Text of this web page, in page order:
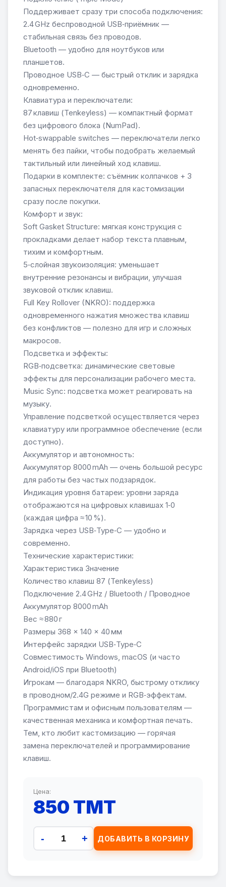
Поддерживает сразу три способа подключения:
2.4 GHz беспроводной USB‑приёмник —
стабильная связь без проводов.
Bluetooth — удобно для ноутбуков или
планшетов.
Проводное USB‑C — быстрый отклик и зарядка
одновременно.
Клавиатура и переключатели:
87 клавиш (Tenkeyless) — компактный формат
без цифрового блока (NumPad).
Hot‑swappable switches — переключатели легко
менять без пайки, чтобы подобрать желаемый
тактильный или линейный ход клавиш.
Подарки в комплекте: съёмник колпачков + 3
запасных переключателя для кастомизации
сразу после покупки.
Комфорт и звук:
Soft Gasket Structure: мягкая конструкция с
прокладками делает набор текста плавным,
тихим и комфортным.
5‑слойная звукоизоляция: уменьшает
внутренние резонансы и вибрации, улучшая
звуковой отклик клавиш.
Full Key Rollover (NKRO): поддержка
одновременного нажатия множества клавиш
без конфликтов — полезно для игр и сложных
макросов.
Подсветка и эффекты:
RGB‑подсветка: динамические световые
эффекты для персонализации рабочего места.
Music Sync: подсветка может реагировать на
музыку.
Управление подсветкой осуществляется через
клавиатуру или программное обеспечение (если
доступно).
Аккумулятор и автономность:
Аккумулятор 8000 mAh — очень большой ресурс
для работы без частых подзарядок.
Индикация уровня батареи: уровни заряда
отображаются на цифровых клавишах 1‑0
(каждая цифра ≈ 10 %).
Зарядка через USB‑Type‑C — удобно и
современно.
Технические характеристики:
Характеристика Значение
Количество клавиш 87 (Tenkeyless)
Подключение 2.4 GHz / Bluetooth / Проводное
Аккумулятор 8000 mAh
Вес ≈ 880 г
Размеры 368 × 140 × 40 мм
Интерфейс зарядки USB‑Type‑C
Совместимость Windows, macOS (и часто
Android/iOS при Bluetooth)
Игрокам — благодаря NKRO, быстрому отклику
в проводном/2.4G режиме и RGB‑эффектам.
Программистам и офисным пользователям —
качественная механика и комфортная печать.
Тем, кто любит кастомизацию — горячая
замена переключателей и программирование
клавиш.
Цена:
850 TMT
- + ДОБАВИТЬ В КОРЗИНУ